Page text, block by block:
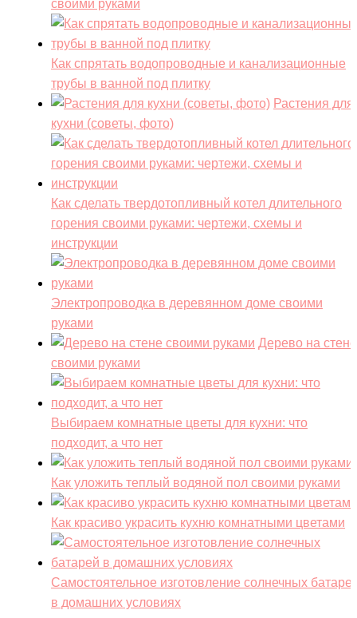
своими руками
Как спрятать водопроводные и канализационные
трубы в ванной под плитку
Растения для
кухни (советы, фото)
Как сделать твердотопливный котел длительного
горения своими руками: чертежи, схемы и
инструкции
Электропроводка в деревянном доме своими
руками
Дерево на стене
своими руками
Выбираем комнатные цветы для кухни: что
подходит, а что нет
Как уложить теплый водяной пол своими руками
Как красиво украсить кухню комнатными цветами
Самостоятельное изготовление солнечных
в домашних условиях